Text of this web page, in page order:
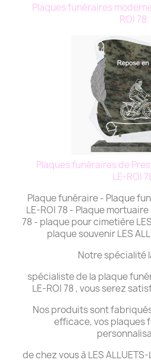
Plaques funéraires
ROI 78
Plaques funéraires de
LE-ROI
Plaque funéraire - Plaque
LE-ROI 78 - Plaque mortuaire
78 - plaque pour cimetière
plaque souvenir LES
Notre spécialité
spécialiste de la plaque
LE-ROI 78 , vous serez
Nos produits sont
efficace, vos plaques
de chez vous à LES